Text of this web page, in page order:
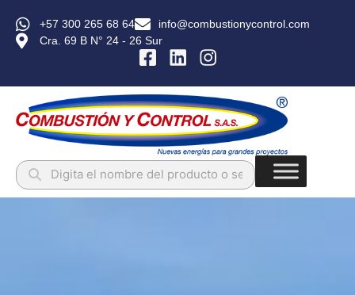
+57 300 265 68 64
info@combustionycontrol.com
Cra. 69 B N° 24 - 26 Sur